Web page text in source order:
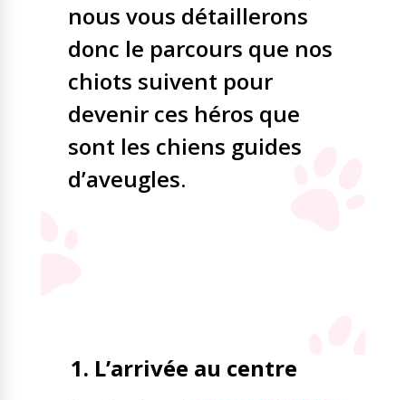
nous vous détaillerons
donc le parcours que nos
chiots suivent pour
devenir ces héros que
sont les chiens guides
d’aveugles.
1. L’arrivée au centre